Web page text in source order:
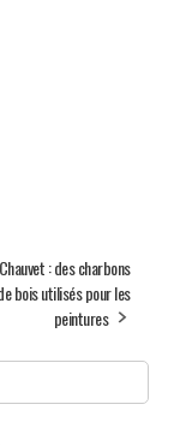
: des charbons
bois utilisés pour les
peintures